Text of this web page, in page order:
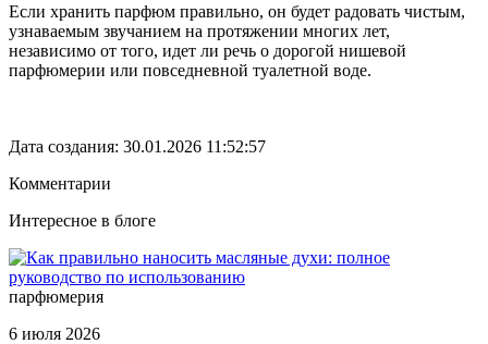
Если хранить парфюм правильно, он будет радовать чистым,
узнаваемым звучанием на протяжении многих лет,
независимо от того, идет ли речь о дорогой нишевой
парфюмерии или повседневной туалетной воде.
Дата создания: 30.01.2026 11:52:57
Комментарии
Интересное в блоге
парфюмерия
6 июля 2026